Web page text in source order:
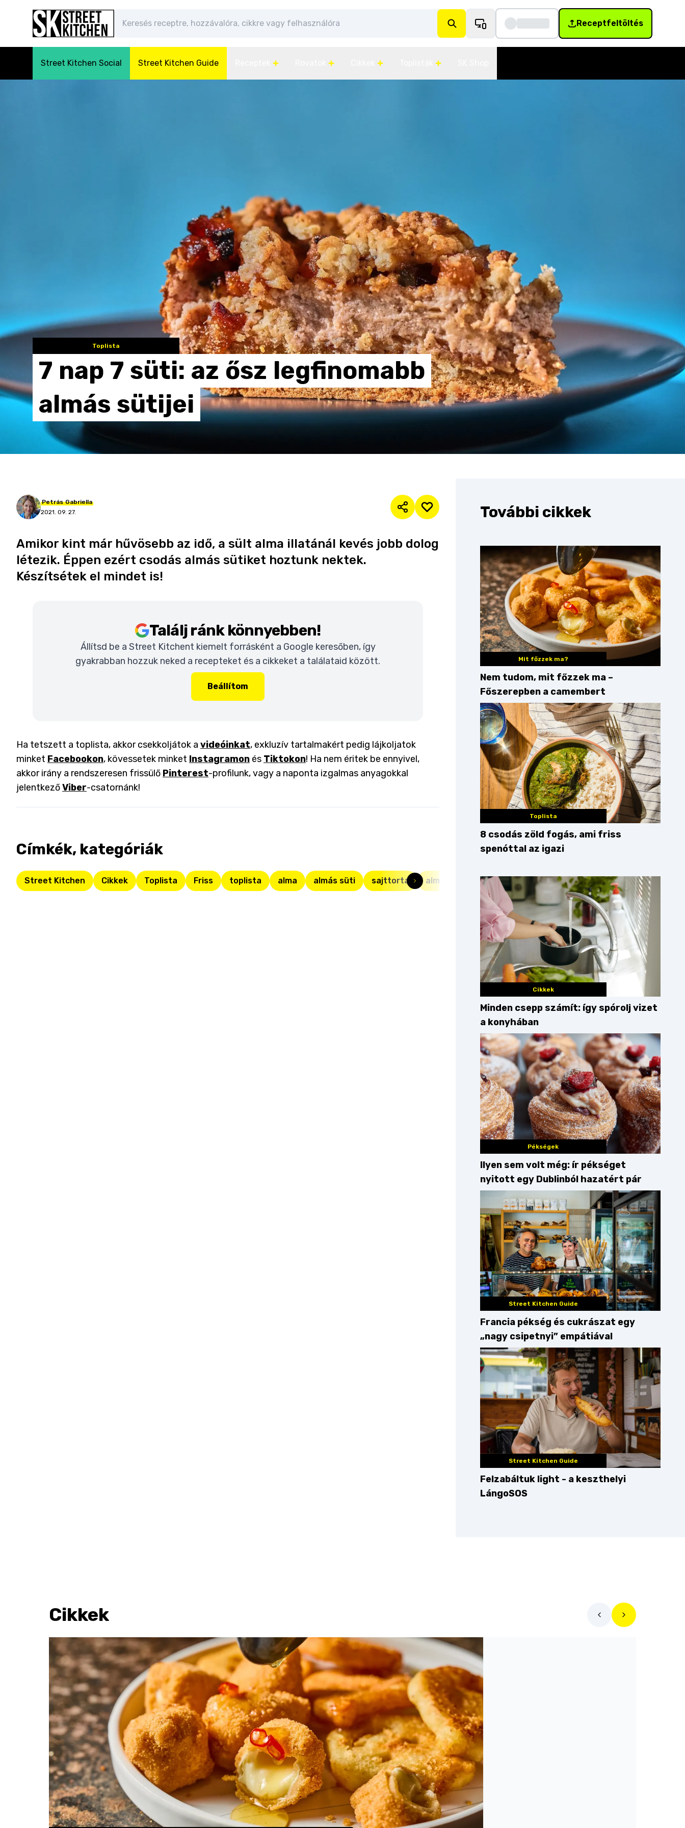
Receptfeltöltés
Street Kitchen Social Street Kitchen Guide
Toplista
7 nap 7 süti: az ősz legfinomabb
almás sütijei
Petrás Gabriella
2021. 09. 27.
Amikor kint már hűvösebb az idő, a sült alma illatánál kevés jobb dolog
létezik. Éppen ezért csodás almás sütiket hoztunk nektek.
Készítsétek el mindet is!
Találj ránk könnyebben!
Állítsd be a Street Kitchent kiemelt forrásként a Google keresőben, így
gyakrabban hozzuk neked a recepteket és a cikkeket a találataid között.
Beállítom
Ha tetszett a toplista, akkor csekkoljátok a videóinkat, exkluzív tartalmakért pedig lájkoljatok
minket Facebookon, kövessetek minket Instagramon és Tiktokon! Ha nem éritek be ennyivel,
akkor irány a rendszeresen frissülő Pinterest-profilunk, vagy a naponta izgalmas anyagokkal
jelentkezőViber-csatornánk!
Címkék, kategóriák
Street Kitchen Cikkek Toplista Friss toplista alma almás süti sajttorta almás pite joghurttorta
További cikkek
Mit főzzek ma?
Nem tudom, mit főzzek ma –
Főszerepben a camembert
Toplista
8 csodás zöld fogás, ami friss
spenóttal az igazi
Cikkek
Minden csepp számít: így spórolj vizet
a konyhában
Pékségek
Ilyen sem volt még: ír pékséget
nyitott egy Dublinból hazatért pár
Street Kitchen Guide
Francia pékség és cukrászat egy
„nagy csipetnyi” empátiával
Street Kitchen Guide
Felzabáltuk light - a keszthelyi
LángoSOS
Cikkek